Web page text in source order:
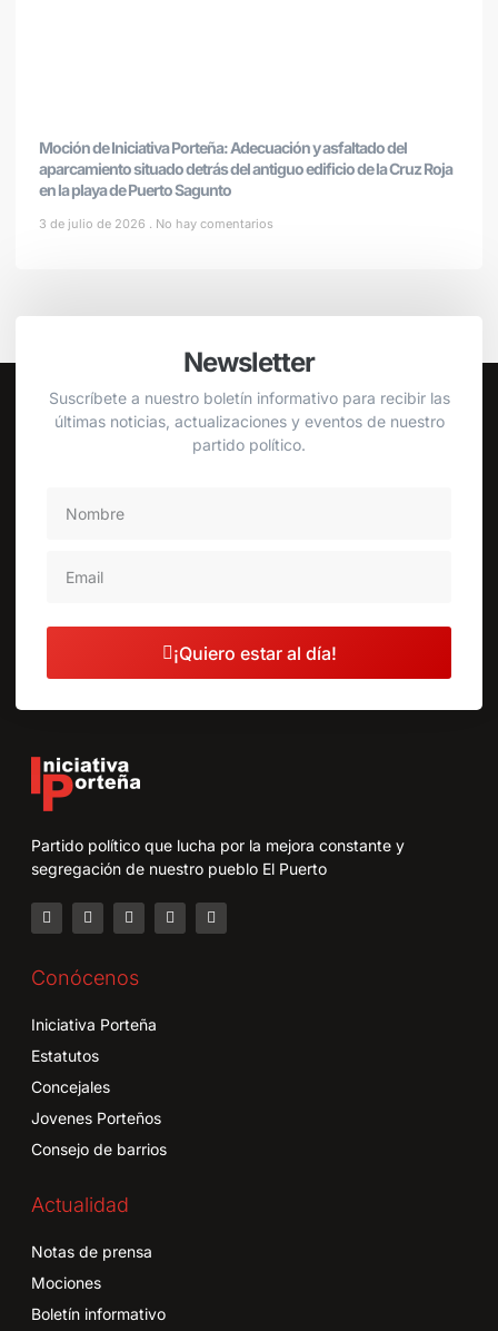
Moción de Iniciativa Porteña: Adecuación y asfaltado del
aparcamiento situado detrás del antiguo edificio de la Cruz Roja
en la playa de Puerto Sagunto
3 de julio de 2026 No hay comentarios
Newsletter
Suscríbete a nuestro boletín informativo para recibir las
últimas noticias, actualizaciones y eventos de nuestro
partido político.
¡Quiero estar al día!
Partido político que lucha por la mejora constante y
segregación de nuestro pueblo El Puerto
Conócenos
Iniciativa Porteña
Estatutos
Concejales
Jovenes Porteños
Consejo de barrios
Actualidad
Notas de prensa
Mociones
Boletín informativo